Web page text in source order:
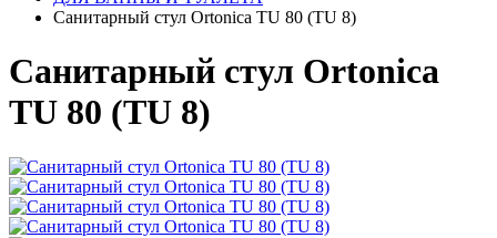
Санитарный стул Ortonica TU 80 (TU 8)
Санитарный стул Ortonica
TU 80 (TU 8)